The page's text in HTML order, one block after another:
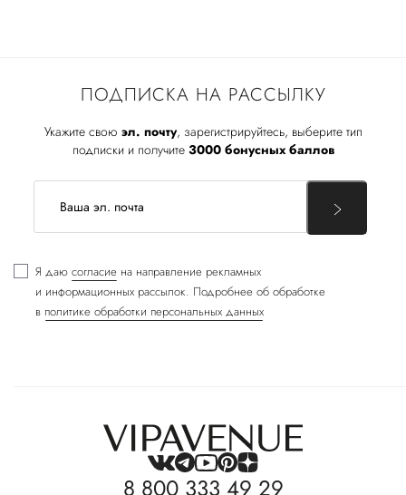
ПОДПИСКА НА РАССЫЛКУ
Укажите свою эл. почту, зарегистрируйтесь, выберите тип
подписки и получите 3000 бонусных баллов
Я даю согласие на направление рекламных
и информационных рассылок. Подробнее об обработке
в политике обработки персональных данных
8 800 333 49 29